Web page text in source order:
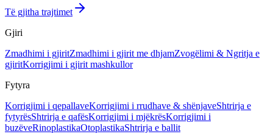
Të gjitha trajtimet
Gjiri
Zmadhimi i gjiritZmadhimi i gjirit me dhjamZvogëlimi & Ngritja e
gjiritKorrigjimi i gjirit mashkullor
Fytyra
Korrigjimi i qepallaveKorrigjimi i rrudhave & shënjaveShtrirja e
fytyrësShtrirja e qafësKorrigjimi i mjëkrësKorrigjimi i
buzëveRinoplastikaOtoplastikaShtrirja e ballit